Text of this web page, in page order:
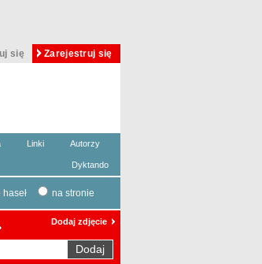
się Zarejestruj się
Linki Autorzy
Dyktando
na stronie
Dodaj zdjęcie